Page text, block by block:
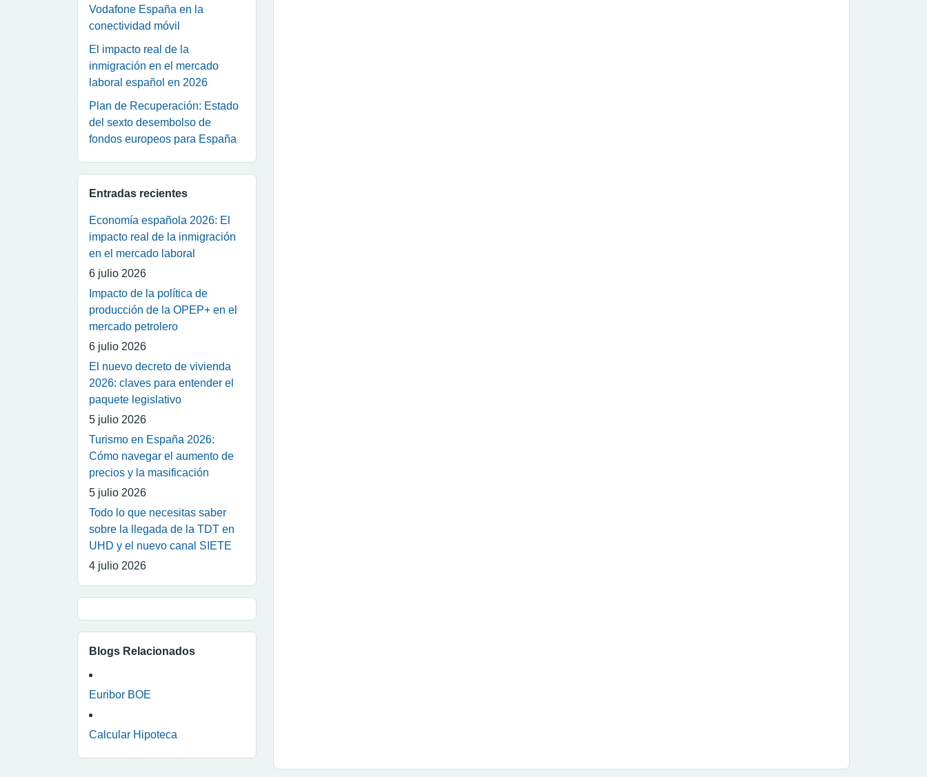
Vodafone España en la
conectividad móvil
El impacto real de la
inmigración en el mercado
laboral español en 2026
Plan de Recuperación: Estado
del sexto desembolso de
fondos europeos para España
Entradas recientes
Economía española 2026: El
impacto real de la inmigración
en el mercado laboral
6 julio 2026
Impacto de la política de
producción de la OPEP+ en el
mercado petrolero
6 julio 2026
El nuevo decreto de vivienda
2026: claves para entender el
paquete legislativo
5 julio 2026
Turismo en España 2026:
Cómo navegar el aumento de
precios y la masificación
5 julio 2026
Todo lo que necesitas saber
sobre la llegada de la TDT en
UHD y el nuevo canal SIETE
4 julio 2026
Blogs Relacionados
Euribor BOE
Calcular Hipoteca